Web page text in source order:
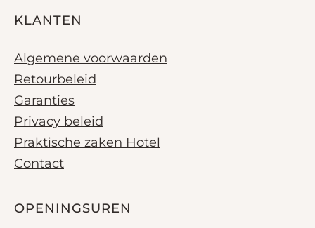
KLANTEN
Algemene voorwaarden
Retourbeleid
Garanties
Privacy beleid
Praktische zaken Hotel
Contact
OPENINGSUREN